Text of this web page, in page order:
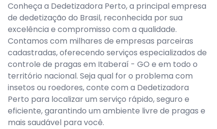
Conheça a Dedetizadora Perto, a principal empresa
de dedetização do Brasil, reconhecida por sua
excelência e compromisso com a qualidade.
Contamos com milhares de empresas parceiras
cadastradas, oferecendo serviços especializados de
controle de pragas em Itaberaí - GO e em todo o
território nacional. Seja qual for o problema com
insetos ou roedores, conte com a Dedetizadora
Perto para localizar um serviço rápido, seguro e
eficiente, garantindo um ambiente livre de pragas e
mais saudável para você.